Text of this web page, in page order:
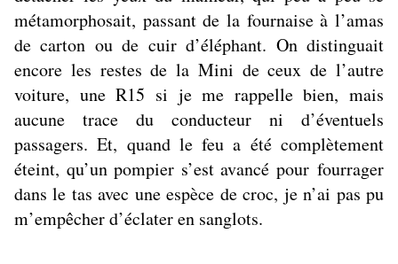
métamorphosait, passant de la fournaise à l’amas
de carton ou de cuir d’éléphant. On distinguait
encore les restes de la Mini de ceux de l’autre
voiture, une R15 si je me rappelle bien, mais
aucune trace du conducteur ni d’éventuels
passagers. Et, quand le feu a été complètement
éteint, qu’un pompier s’est avancé pour fourrager
dans le tas avec une espèce de croc, je n’ai pas pu
m’empêcher d’éclater en sanglots.